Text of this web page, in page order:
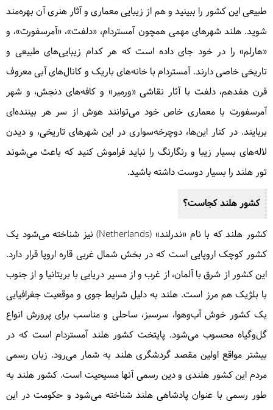
طبیعی این کشور را ببینید و هم از زیبایی معماری و آثار هنری آن بهره‌مند
شوید. هلند شهرهای مهمی همچون آمستردام، «دلفت»، «آمرسفورت»، و
«هارلم» را در خود جای داده است که هر کدام زیبایی‌های طبیعی و
تاریخی خاصی دارند. آمستردام با خانه‌های باریک و کانال‌های آبی معروف
قرن هفدهم، دلفت با آثار نقاشی «ورمیر» و کافه‌های دنجش، و شهر
آمرسفورت با معماری خاص خود می‌توانند هوش از سر هر بیننده‌ای
بربایند. در کنار این‌ها، دوچرخه‌سواری در این شهرهای تاریخی، و دیدن
لاله‌های بسیار زیبا و رنگارنگ را نباید فراموش کنید که باعث می‌شوند
تور هلند را بسیار دوست داشته باشید.
کشور هلند کجاست؟
کشور هلند که با نام «ندرلند» (Netherlands) نیز شناخته می‌شود یک
کشور کوچک اروپایی است که در بخش شمال غربی قاره اروپا قرار دارد.
این کشور از شرق با آلمان، از غرب و از مسیر دریایی با بریتانیا و از جنوب
با بلژیک هم مرز است. هلند به دلیل شرایط جوی و موقعیت جغرافیایی
یک کشور خوش آب‌وهوا، سرسبز، ساحلی و مناسب برای پرورش انواع
گل‌وگیاه محسوب می‌شود. پایتخت کشور هلند آمستردام است که در
بیشتر مواقع اولین مقصد گردشگری هلند به شمار می‌رود. زبان رسمی
مردم این کشور هلندی و دین رسمی آنها مسیحیت است. کشور هلند به
طور رسمی با عنوان پادشاهی هلند شناخته می‌شود و حکومت در این